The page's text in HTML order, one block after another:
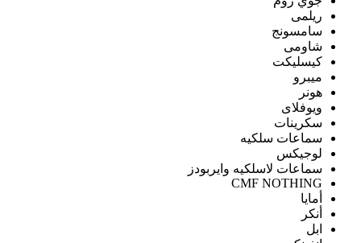
ريلمى
سامسونج
شاومى
كيسليكت
ميبرو
هونر
ويوفلاى
سكرينات
سماعات سلكيه
لوجيكس
سماعات لاسلكيه وايربودز
CMF NOTHING
أمايا
أنكر
ابل